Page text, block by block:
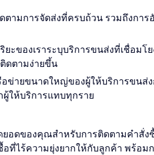
ามการจัดส่งที่ครบถ้วน รวมถึงการ
ะของเราระบุบริการขนส่งที่เชื่อมโ
ดตามง่ายขึ้น
อข่ายขนาดใหญ่ของผู้ให้บริการขนส่ง
ให้บริการแทบทุกราย
อดของคุณสำหรับการติดตามคำสั่ง
ที่ไร้ความยุ่งยากให้กับลูกค้า พร้อม